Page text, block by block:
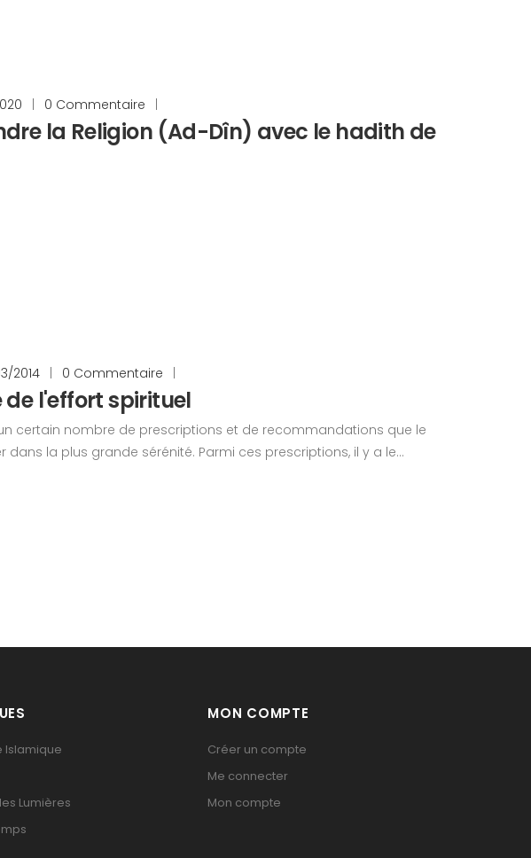
| 0 Commentaire |
la Religion (Ad-Dîn) avec le hadith de
2014 | 0 Commentaire |
l'effort spirituel
certain nombre de prescriptions et de recommandations que le
dans la plus grande sérénité. Parmi ces prescriptions, il y a le...
Islamique
Lumières
MON COMPTE
Créer un compte
Me connecter
Mon compte